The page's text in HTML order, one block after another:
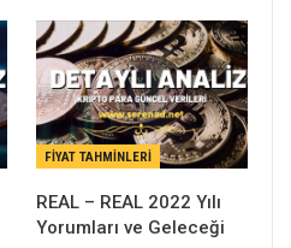
FIYAT TAHMINLERI
REAL – REAL 2022 Yılı
Yorumları ve Geleceği